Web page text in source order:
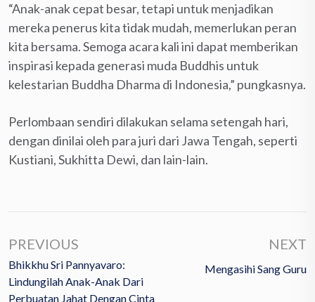
“Anak-anak cepat besar, tetapi untuk menjadikan
mereka penerus kita tidak mudah, memerlukan peran
kita bersama. Semoga acara kali ini dapat memberikan
inspirasi kepada generasi muda Buddhis untuk
kelestarian Buddha Dharma di Indonesia,” pungkasnya.
Perlombaan sendiri dilakukan selama setengah hari,
dengan dinilai oleh para juri dari Jawa Tengah, seperti
Kustiani, Sukhitta Dewi, dan lain-lain.
PREVIOUS
Bhikkhu Sri Pannyavaro:
Lindungilah Anak-Anak Dari
Perbuatan Jahat Dengan Cinta
NEXT
Mengasihi Sang Guru